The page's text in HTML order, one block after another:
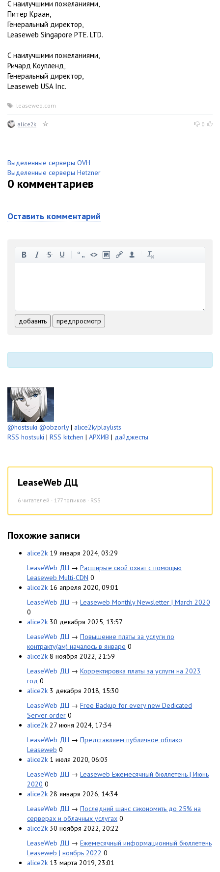
С наилучшими пожеланиями,
Питер Краан,
Генеральный директор,
Leaseweb Singapore PTE. LTD.
С наилучшими пожеланиями,
Ричард Коупленд,
Генеральный директор,
Leaseweb USA Inc.
leaseweb.com
alice2k 0
Выделенные серверы OVH
Выделенные серверы Hetzner
0 комментариев
Оставить комментарий
-
-
-
добавить предпросмотр
@hostsuki @obzorly| alice2k/playlists
RSS hostsuki | RSS kitchen | АРХИВ | дайджесты
LeaseWeb ДЦ
6 читателей · 177 топиков · RSS
Похожие записи
alice2k 19 января 2024, 03:29
LeaseWeb ДЦ → Расширьте свой охват с помощью
Leaseweb Multi-CDN 0
alice2k 16 апреля 2020, 09:01
LeaseWeb ДЦ → Leaseweb Monthly Newsletter | March 2020
0
alice2k 30 декабря 2025, 13:57
LeaseWeb ДЦ → Повышение платы за услуги по
контракту(ам) началось в январе 0
alice2k 8 ноября 2022, 21:59
LeaseWeb ДЦ → Корректировка платы за услуги на 2023
год 0
alice2k 3 декабря 2018, 15:30
LeaseWeb ДЦ → Free Backup for every new Dedicated
Server order 0
alice2k 27 июня 2024, 17:34
LeaseWeb ДЦ → Представляем публичное облако
Leaseweb 0
alice2k 1 июля 2020, 06:03
LeaseWeb ДЦ → Leaseweb Ежемесячный бюллетень | Июнь
2020 0
alice2k 28 января 2026, 14:34
LeaseWeb ДЦ → Последний шанс сэкономить до 25% на
серверах и облачных услугах 0
alice2k 30 ноября 2022, 20:22
LeaseWeb ДЦ → Ежемесячный информационный бюллетень
Leaseweb | ноябрь 2022 0
alice2k 13 марта 2019, 23:01